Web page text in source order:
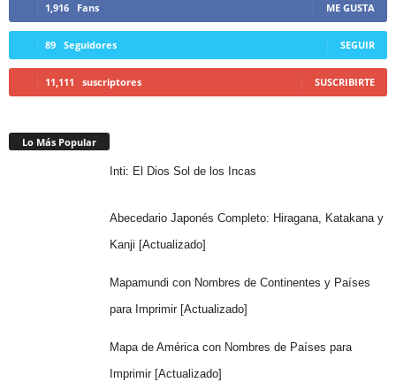
1,916 Fans ME GUSTA
89 Seguidores SEGUIR
11,111 suscriptores SUSCRIBIRTE
Lo Más Popular
Inti: El Dios Sol de los Incas
Abecedario Japonés Completo: Hiragana, Katakana y
Kanji [Actualizado]
Mapamundi con Nombres de Continentes y Países
para Imprimir [Actualizado]
Mapa de América con Nombres de Países para
Imprimir [Actualizado]